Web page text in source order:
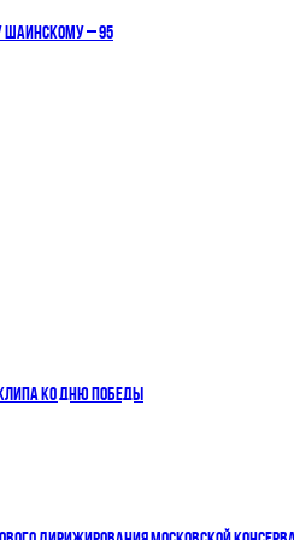
ШАИНСКОМУ – 95
КО ДНЮ ПОБЕДЫ